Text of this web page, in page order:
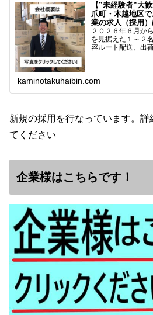
【”未経験者”大
爪町・木越地区
業の求人（採用）
２０２６年６月か
を見据えた１～２
容ルート配送、出
kaminotakuhaibin.com
新規の採用を行なっています。
てください
企業様はこちらです！